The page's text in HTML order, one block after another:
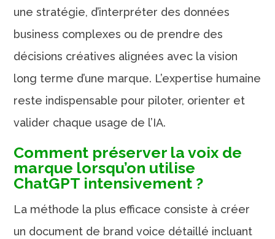
une stratégie, d’interpréter des données
business complexes ou de prendre des
décisions créatives alignées avec la vision
long terme d’une marque. L’expertise humaine
reste indispensable pour piloter, orienter et
valider chaque usage de l’IA.
Comment préserver la voix de
marque lorsqu’on utilise
ChatGPT intensivement ?
La méthode la plus efficace consiste à créer
un document de brand voice détaillé incluant